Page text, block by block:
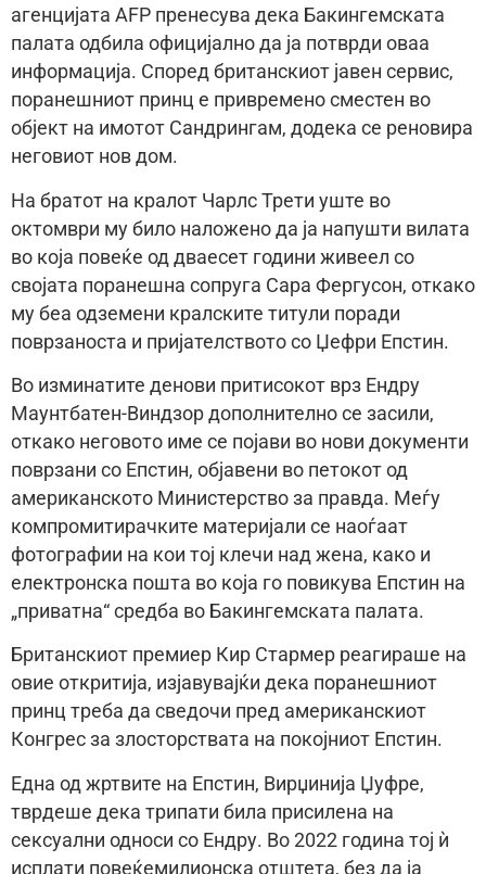
агенцијата AFP пренесува дека Бакингемската
палата одбила официјално да ја потврди оваа
информација. Според британскиот јавен сервис,
поранешниот принц е привремено сместен во
објект на имотот Сандрингам, додека се реновира
неговиот нов дом.
На братот на кралот Чарлс Трети уште во
октомври му било наложено да ја напушти вилата
во која повеќе од дваесет години живеел со
својата поранешна сопруга Сара Фергусон, откако
му беа одземени кралските титули поради
поврзаноста и пријателството со Џефри Епстин.
Во изминатите денови притисокот врз Ендру
Маунтбатен-Виндзор дополнително се засили,
откако неговото име се појави во нови документи
поврзани со Епстин, објавени во петокот од
американското Министерство за правда. Меѓу
компромитирачките материјали се наоѓаат
фотографии на кои тој клечи над жена, како и
електронска пошта во која го повикува Епстин на
„приватна“ средба во Бакингемската палата.
Британскиот премиер Кир Стармер реагираше на
овие откритија, изјавувајќи дека поранешниот
принц треба да сведочи пред американскиот
Конгрес за злосторствата на покојниот Епстин.
Една од жртвите на Епстин, Вирџинија Џуфре,
тврдеше дека трипати била присилена на
сексуални односи со Ендру. Во 2022 година тој ѝ
исплати повеќемилионска отштета, без да ја